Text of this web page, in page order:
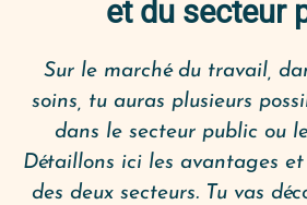
et du secteur
Sur le marché du travail,
soins, tu auras plusieurs
dans le secteur public ou
Détaillons ici les avantages
des deux secteurs. Tu vas